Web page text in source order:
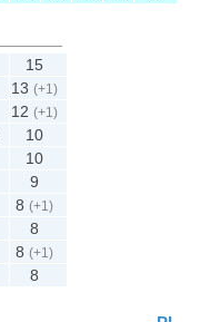
15
13(+1)
12(+1)
10
10
9
8(+1)
8
8(+1)
8